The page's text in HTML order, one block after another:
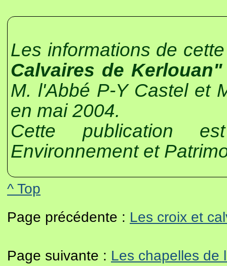
Les informations de
Calvaires de Kerlouan"
M. l'Abbé P-Y Castel et
en mai 2004.
Cette publication
Environnement et
^ Top
Page précédente : Les croix et
Page suivante : Les chapelles de